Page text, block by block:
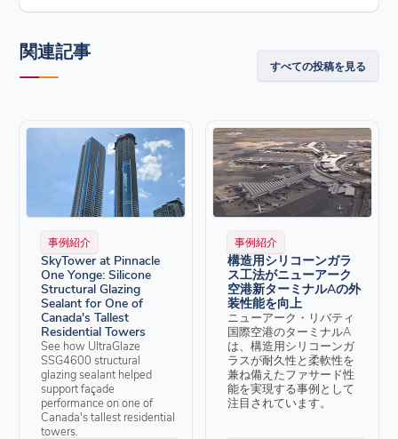
関連記事
すべての投稿を見る
事例紹介
SkyTower at Pinnacle
One Yonge: Silicone
Structural Glazing
Sealant for One of
Canada's Tallest
Residential Towers
See how UltraGlaze
SSG4600 structural
glazing sealant helped
support façade
performance on one of
Canada's tallest residential
towers.
事例紹介
構造用シリコーンガラ
ス工法がニューアーク
空港新ターミナルAの外
装性能を向上
ニューアーク・リバティ
国際空港のターミナルA
は、構造用シリコーンガ
ラスが耐久性と柔軟性を
兼ね備えたファサード性
能を実現する事例として
注目されています。